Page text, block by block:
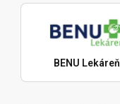
BENU Lekáreň